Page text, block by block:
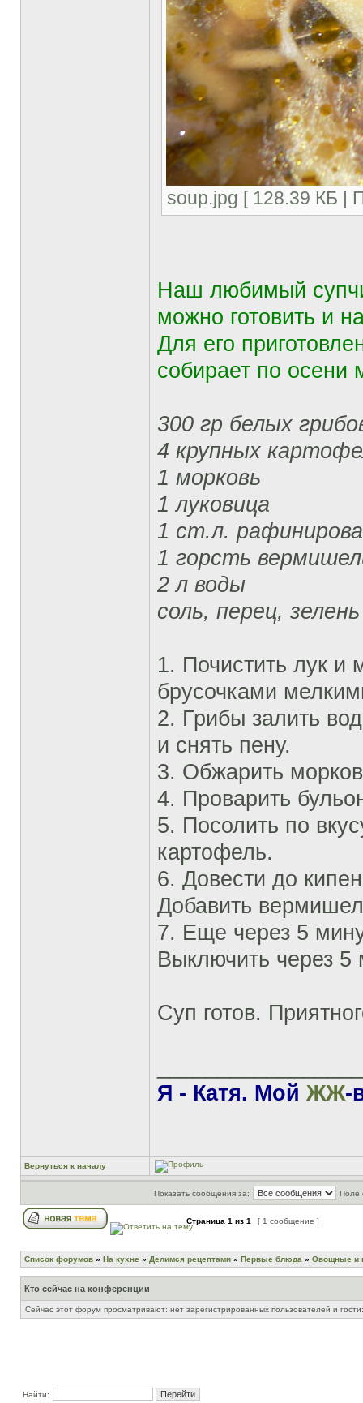
soup.jpg [ 128.39 КБ |
Наш любимый
можно готовить и
Для его
собирает по
300 гр белых
4 крупных
1 морковь
1 луковица
1 ст.л.
1 горсть
2 л воды
соль, перец,
1. Почистить лук и
брусочками
2. Грибы залить
и снять пену.
3. Обжарить
4. Проварить
5. Посолить по
картофель.
6. Довести до
Добавить
7. Еще через 5
Выключить через 5
Суп готов.
Я - Катя. Мой ЖЖ-
Вернуться к началу
Показать сообщения за: Поле
Страница 1 из 1 [ 1 сообщение ]
Список форумов » На кухне » Делимся рецептами » Первые блюда » Овощные и
Кто сейчас на конференции
Сейчас этот форум просматривают: нет зарегистрированных пользователей и
Найти: